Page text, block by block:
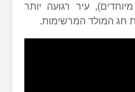
עיר רגועה יותר
חג המולד המרשימות.